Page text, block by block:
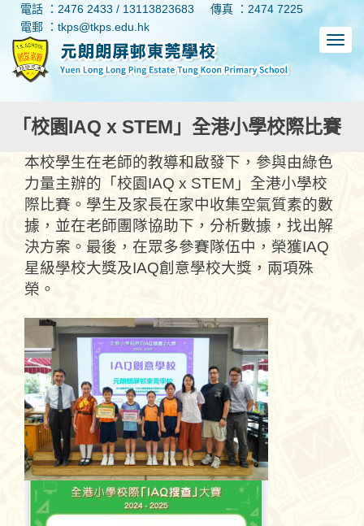
電話 ：2476 2433 / 13113823683
傳真 ：2474 7225
電郵 ：tkps@tkps.edu.hk
「校園IAQ x STEM」全港小學校際比賽
本校學生在老師的教導和啟發下，參與由綠色
力量主辦的「校園IAQ x STEM」全港小學校
際比賽。學生及家長在家中收集空氣質素的數
據，並在老師團隊協助下，分析數據，找出解
決方案。最後，在眾多參賽隊伍中，榮獲IAQ
星級學校大獎及IAQ創意學校大獎，兩項殊
榮。